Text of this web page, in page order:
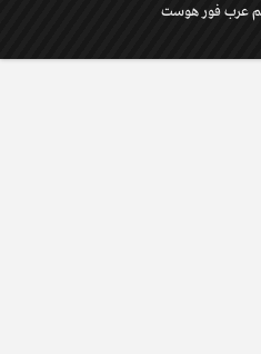
عرب فور هوست